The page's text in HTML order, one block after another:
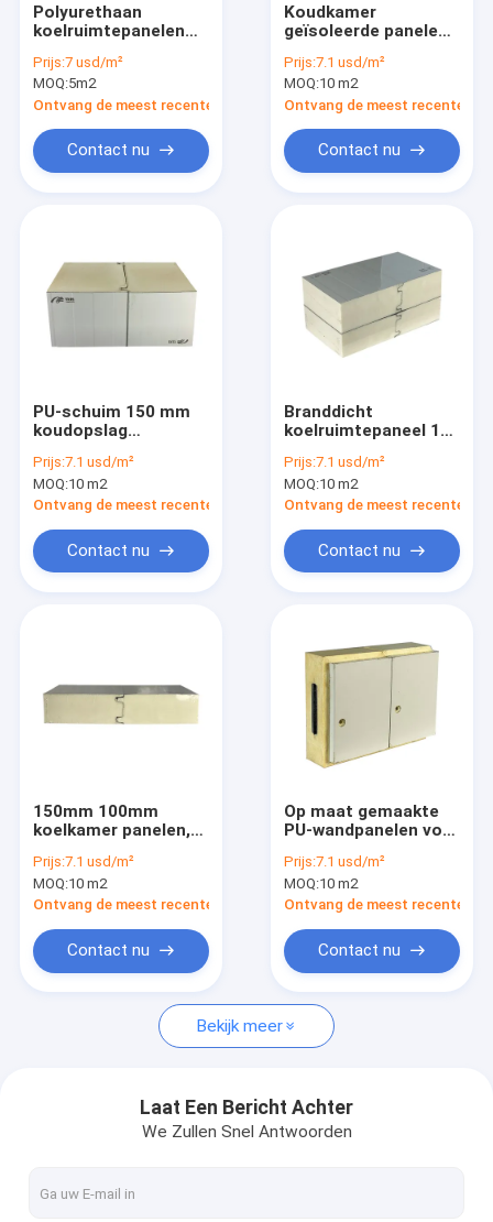
Video's
Neem contact met ons op
Nieuws
Parallelle schroefeenheid
Lucht Koelere Condensator
Polyurethaan
koelruimtepanelen
broodjesvriezerkamerpanelen
Prijs:7 usd/m²
MOQ:5m2
Ontvang de meest recente Prijs
Contact nu
Koudkamer
geïsoleerde panelen,
geïsoleerde
wandpanelen voor
koude opslag
Prijs:7.1 usd/m²
MOQ:10 m2
Ontvang de meest recente
Contact nu
PU-schuim 150 mm
koudopslag
vis Fruit Beef Fresh
Prijs:7.1 usd/m²
MOQ:10 m2
Ontvang de meest recente Prijs
Contact nu
Branddicht
koelruimtepaneel 100
warmte-isolatie-
sandwichpaneel
Prijs:7.1 usd/m²
MOQ:10 m2
Ontvang de meest recente
Contact nu
150mm 100mm
koelkamer panelen,
voor de voedsel-
apotheek industrie
Prijs:7.1 usd/m²
MOQ:10 m2
Ontvang de meest recente Prijs
Contact nu
Op maat gemaakte
PU-wandpanelen voor
250 mm met camlock
Prijs:7.1 usd/m²
MOQ:10 m2
Ontvang de meest recente
Contact nu
Bekijk meer
Laat Een Bericht Achter
We Zullen Snel Antwoorden